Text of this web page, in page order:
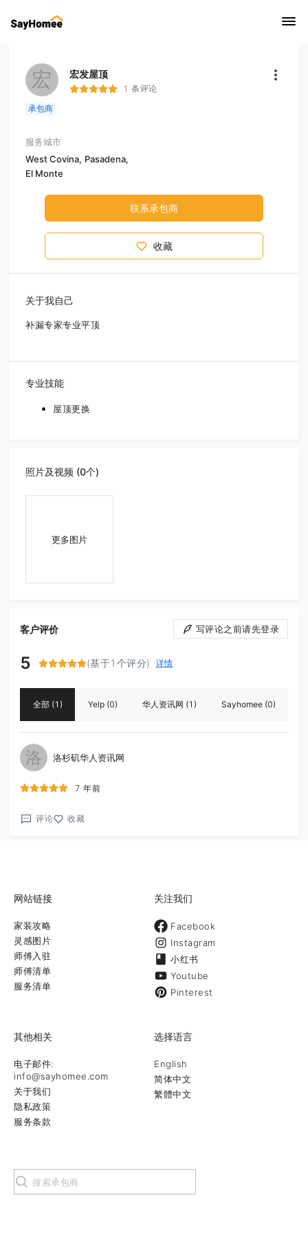
宏 宏发屋顶
1 条评论
承包商
服务城市
West Covina, Pasadena,
El Monte
联系承包商
收藏
关于我自己
补漏专家专业平顶
专业技能
屋顶更换
照片及视频 (0个)
更多图片
客户评价 写评论之前请先登录
5 (基于1个评分) 详情
全部 (1) Yelp (0) 华人资讯网 (1) Sayhomee (0)
洛 洛杉矶华人资讯网
7 年前
评论 收藏
网站链接
家装攻略
灵感图片
师傅入驻
师傅清单
服务清单
关注我们
Facebook
Instagram
小红书
Youtube
Pinterest
其他相关
电子邮件:
info@sayhomee.com
关于我们
隐私政策
服务条款
选择语言
English
简体中文
繁體中文